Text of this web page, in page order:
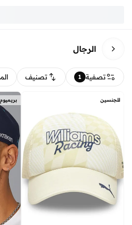
الرجال
تصفية 1 تصنيف
للجنسين بريميوم